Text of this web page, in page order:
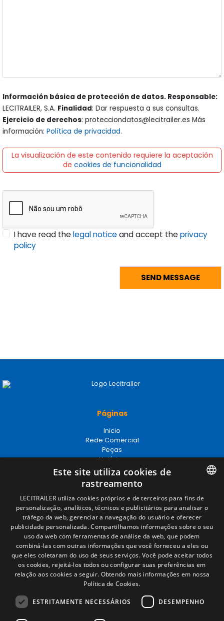
Información básica de protección de datos. Responsable:
LECITRAILER, S.A. Finalidad: Dar respuesta a sus consultas.
Ejercicio de derechos: protecciondatos@lecitrailer.es Más
información: Política de privacidad.
La visualización de este contenido requiere la aceptación
de cookies de funcionalidad
I have read thelegal noticeand accept theprivacy
policy
Páginas
Inicio
Rede Comercial
Peças
Notícias
EgaLecitrailer
Términos legales
Aviso legal
Política de privacidade
Política de cookies
Condições Gerais de Venda
Gerenciar cookies
Contacto
Camino de los Huertos, S/N. Apdo 100
SPANISH
ENGLISH
FRENCH
ITALIAN
PORTUGUESE
Este site utiliza cookies de
rastreamento
LECITRAILER utiliza cookies próprios e de terceiros para fins de
personalização, analíticos, técnicos e publicitários para analisar o
tráfego da web, gerenciar a navegação do usuário e oferecer
publicidade personalizada. Compartilhamos informações sobre o seu
uso da web com ferramentas de análise da web, que podem
combiná-las com outras informações que você forneceu a eles ou
que eles coletaram do uso de seus serviços. Você pode aceitar todos
os cookies, rejeitá-los todos ou configurar suas preferências em
relação aos cookies a seguir. Obtendo mais informações em nossa
Política de Cookies.
ESTRITAMENTE NECESSÁRIOS DESEMPENHO